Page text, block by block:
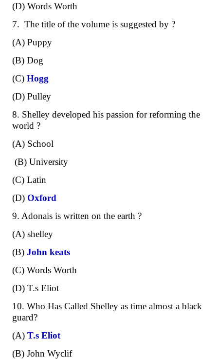
(D) Words Worth
7. The title of the volume is suggested by ?
(A) Puppy
(B) Dog
(C) Hogg
(D) Pulley
8. Shelley developed his passion for reforming the
world ?
(A) School
(B) University
(C) Latin
(D) Oxford
9. Adonais is written on the earth ?
(A) shelley
(B) John keats
(C) Words Worth
(D) T.s Eliot
10. Who Has Called Shelley as time almost a black
guard?
(A) T.s Eliot
(B) John Wyclif